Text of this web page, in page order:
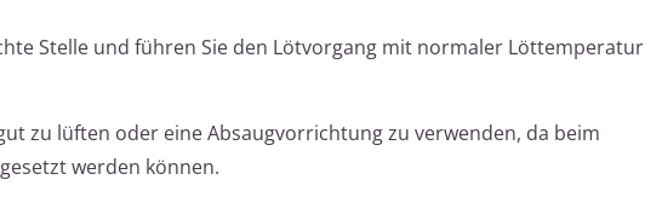
Stelle und führen Sie den Lötvorgang mit normaler Löttemperatur
zu lüften oder eine Absaugvorrichtung zu verwenden, da beim
werden können.